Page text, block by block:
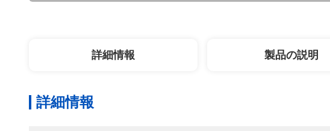
詳細情報 製品の説明
詳細情報